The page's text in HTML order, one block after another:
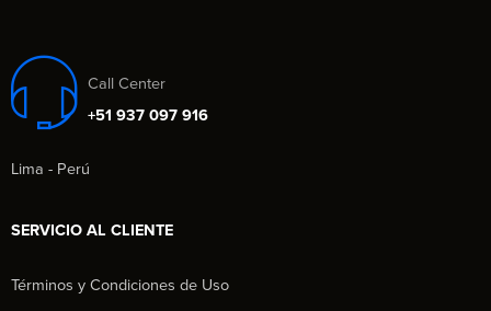
Call Center
+51 937 097 916
Lima - Perú
SERVICIO AL CLIENTE
Términos y Condiciones de Uso